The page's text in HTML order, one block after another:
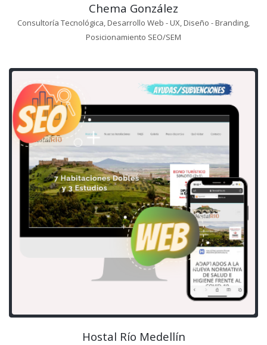
Chema González
Consultoría Tecnológica, Desarrollo Web - UX, Diseño - Branding,
Posicionamiento SEO/SEM
Hostal Río Medellín